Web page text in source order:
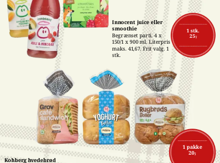
1 pakke
20,-
Kohberg hvedebrød
1 stk.
25,-
Innocent juice eller
smoothie
Begrænset parti. 4 x
150/1 x 900 ml. Literpris
maks. 41,67. Frit valg. 1
stk.